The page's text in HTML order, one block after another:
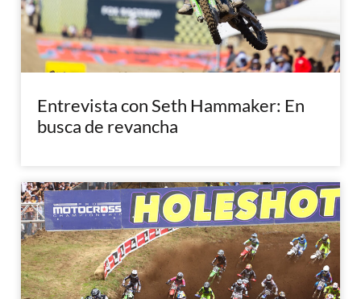
Entrevista con Seth Hammaker: En
busca de revancha